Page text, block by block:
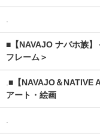
.
■【NAVAJO ナバホ族
フレーム＞
.■【NAVAJO＆NATIVE
アート・絵画
.